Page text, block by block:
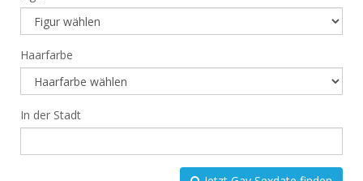
Haarfarbe
In der Stadt